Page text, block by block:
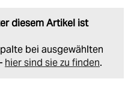
diesem Artikel ist
bei ausgewählten
hier sind sie zu finden.